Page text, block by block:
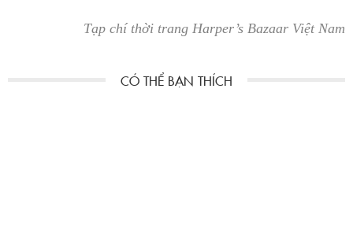
Tạp chí thời trang Harper’s Bazaar Việt Nam